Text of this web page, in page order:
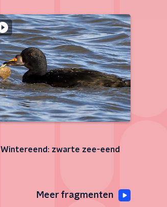
Wintereend: zwarte zee-eend
Meer fragmenten